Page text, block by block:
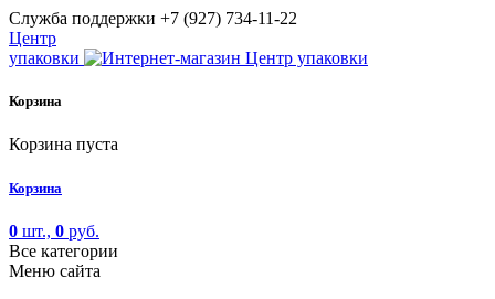
Cлужба поддержки +7 (927) 734-11-22
Центр
упаковки
Корзина
Корзина пуста
Корзина
0 шт., 0 руб.
Все категории
Меню сайта